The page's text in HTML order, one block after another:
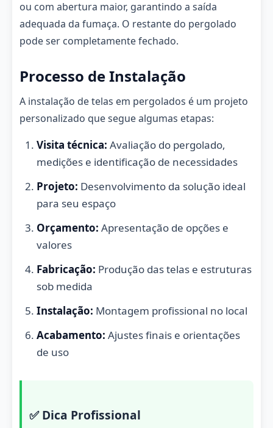
ou com abertura maior, garantindo a saída
adequada da fumaça. O restante do pergolado
pode ser completamente fechado.
Processo de Instalação
A instalação de telas em pergolados é um projeto
personalizado que segue algumas etapas:
Visita técnica: Avaliação do pergolado,
medições e identificação de necessidades
Projeto: Desenvolvimento da solução ideal
para seu espaço
Orçamento: Apresentação de opções e
valores
Fabricação: Produção das telas e estruturas
sob medida
Instalação: Montagem profissional no local
Acabamento: Ajustes finais e orientações
de uso
✅ Dica Profissional